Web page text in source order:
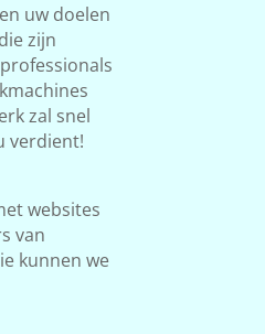
uw doelen
zijn
zal snel
verdient!
websites
van
kunnen we